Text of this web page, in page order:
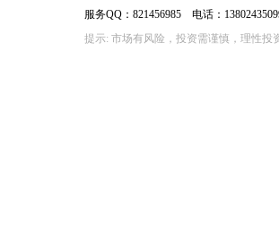
服务QQ：821456985 电话：
提示: 市场有风险，投资需谨慎，理性投